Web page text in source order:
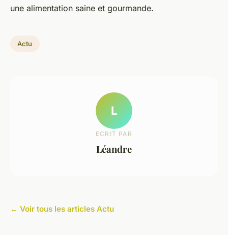
une alimentation saine et gourmande.
Actu
L
ECRIT PAR
Léandre
← Voir tous les articles Actu